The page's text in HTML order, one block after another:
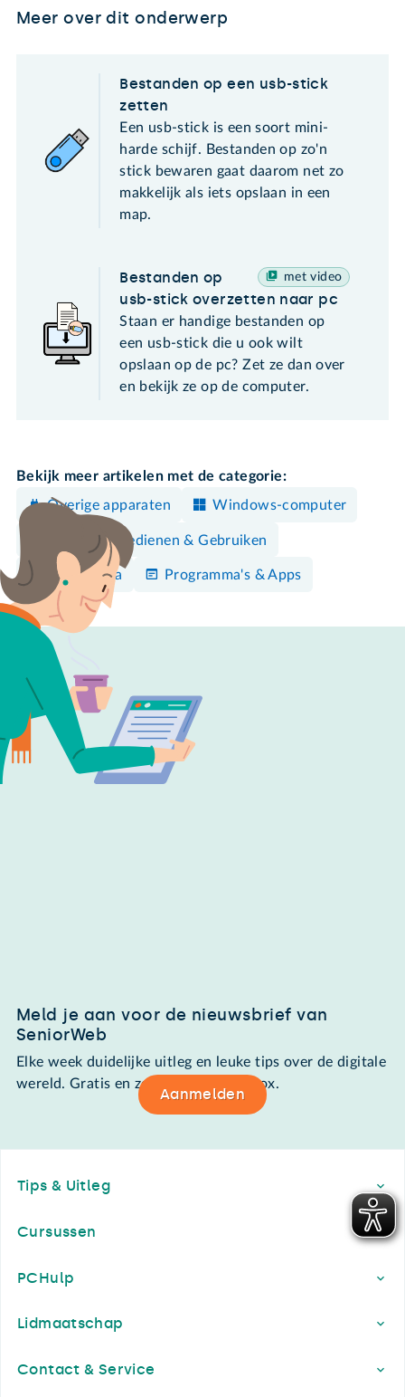
Meer over dit onderwerp
Bestanden op een usb-stick
zetten
Een usb-stick is een soort mini-
harde schijf. Bestanden op zo'n
stick bewaren gaat daarom net zo
makkelijk als iets opslaan in een
map.
met video
Bestanden op
usb-stick overzetten naar pc
Staan er handige bestanden op
een usb-stick die u ook wilt
opslaan op de pc? Zet ze dan over
en bekijk ze op de computer.
Bekijk meer artikelen met de categorie:
Overige apparaten
Windows-computer
Bedienen & Gebruiken
Elektronica Programma's & Apps
Meld je aan voor de nieuwsbrief van
SeniorWeb
Elke week duidelijke uitleg en leuke tips over de digitale
wereld. Gratis en zomaar in de mailbox.
Aanmelden
Tips & Uitleg
Cursussen
PCHulp
Lidmaatschap
Contact & Service